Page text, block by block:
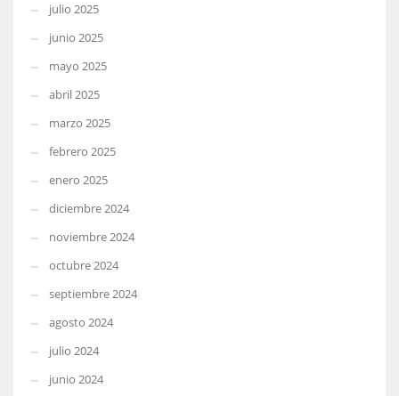
julio 2025
junio 2025
mayo 2025
abril 2025
marzo 2025
febrero 2025
enero 2025
diciembre 2024
noviembre 2024
octubre 2024
septiembre 2024
agosto 2024
julio 2024
junio 2024